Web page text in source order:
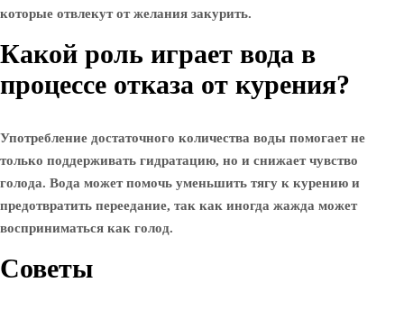
которые отвлекут от желания закурить.
Какой роль играет вода в
процессе отказа от курения?
Употребление достаточного количества воды помогает не
только поддерживать гидратацию, но и снижает чувство
голода. Вода может помочь уменьшить тягу к курению и
предотвратить переедание, так как иногда жажда может
восприниматься как голод.
Советы